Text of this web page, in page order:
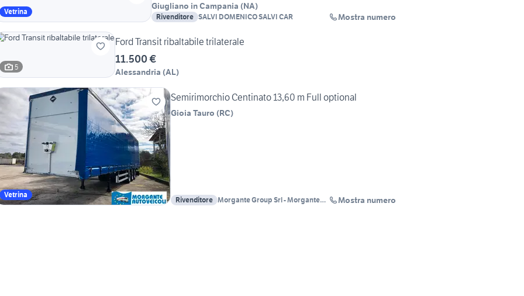
Vetrina
Giugliano in Campania (NA)
Rivenditore SALVI DOMENICO SALVI CAR Mostra numero
5
Ford Transit ribaltabile trilaterale
11.500 €
Alessandria (AL)
Vetrina
Semirimorchio Centinato 13,60 m Full optional
Gioia Tauro (RC)
Rivenditore Morgante Group Srl - Morgante
Mostra numero